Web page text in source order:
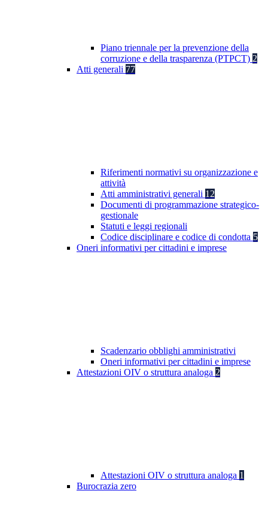
Piano triennale per la prevenzione della
corruzione e della trasparenza (PTPCT) 2
Atti generali 77
Riferimenti normativi su organizzazione e
attività
Atti amministrativi generali 12
Documenti di programmazione strategico-
gestionale
Statuti e leggi regionali
Codice disciplinare e codice di condotta 5
Oneri informativi per cittadini e imprese
Scadenzario obblighi amministrativi
Oneri informativi per cittadini e imprese
Attestazioni OIV o struttura analoga 2
Attestazioni OIV o struttura analoga 1
Burocrazia zero